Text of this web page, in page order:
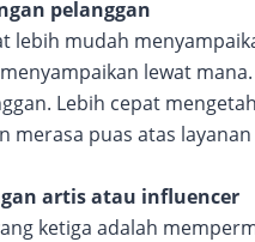
pelanggan
lebih mudah
lewat
Lebih cepat
merasa puas atas
artis atau influencer
ketiga adalah